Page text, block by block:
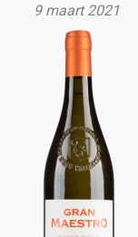
9 maart 2021